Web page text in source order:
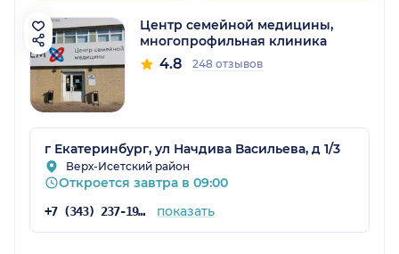
Центр семейной медицины,
многопрофильная клиника
4.8 248 отзывов
г Екатеринбург, ул Начдива Васильева, д 1/3
Верх-Исетский район
Откроется завтра в 09:00
+7 (343) 237-19-99 показать